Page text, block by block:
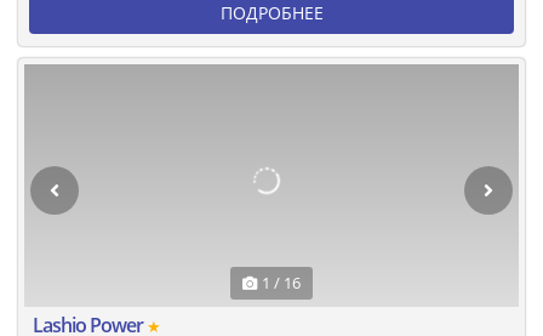
ПОДРОБНЕЕ
1 / 16
Lashio Power★